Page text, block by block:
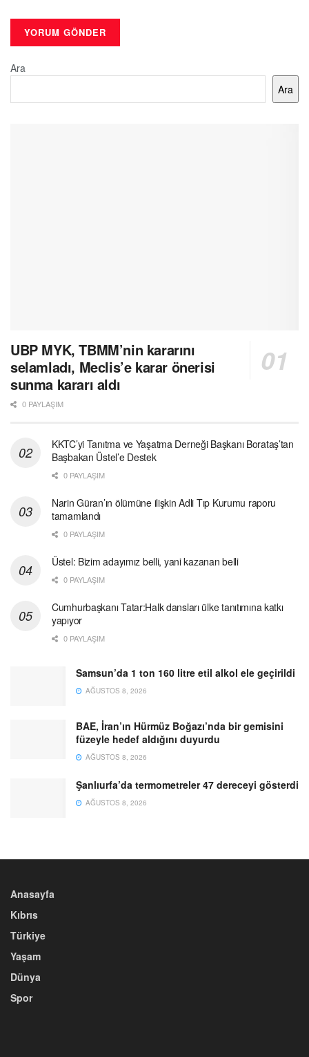
Ara
Ara
UBP MYK, TBMM’nin kararını
selamladı, Meclis’e karar önerisi
sunma kararı aldı
0 PAYLAŞIM
KKTC’yi Tanıtma ve Yaşatma Derneği Başkanı Borataş’tan
Başbakan Üstel’e Destek
0 PAYLAŞIM
Narin Güran’ın ölümüne ilişkin Adli Tıp Kurumu raporu
tamamlandı
0 PAYLAŞIM
Üstel: Bizim adayımız belli, yani kazanan belli
0 PAYLAŞIM
Cumhurbaşkanı Tatar:Halk dansları ülke tanıtımına katkı
yapıyor
0 PAYLAŞIM
Samsun’da 1 ton 160 litre etil alkol ele geçirildi
AĞUSTOS 8, 2026
BAE, İran’ın Hürmüz Boğazı’nda bir gemisini
füzeyle hedef aldığını duyurdu
AĞUSTOS 8, 2026
Şanlıurfa’da termometreler 47 dereceyi gösterdi
AĞUSTOS 8, 2026
Anasayfa
Kıbrıs
Türkiye
Yaşam
Dünya
Spor